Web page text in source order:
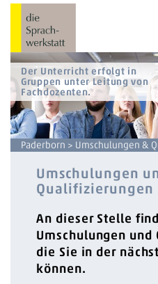
Der Unterricht erfolgt in
Gruppen unter Leitung von
Fachdozenten.
Paderborn > Umschulungen &
Umschulungen
Qualifizierungen
An dieser Stelle
Umschulungen
die Sie in der
können.